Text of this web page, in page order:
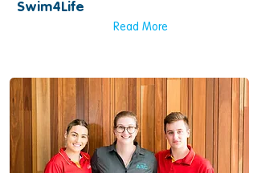
Swim4Life
Read More